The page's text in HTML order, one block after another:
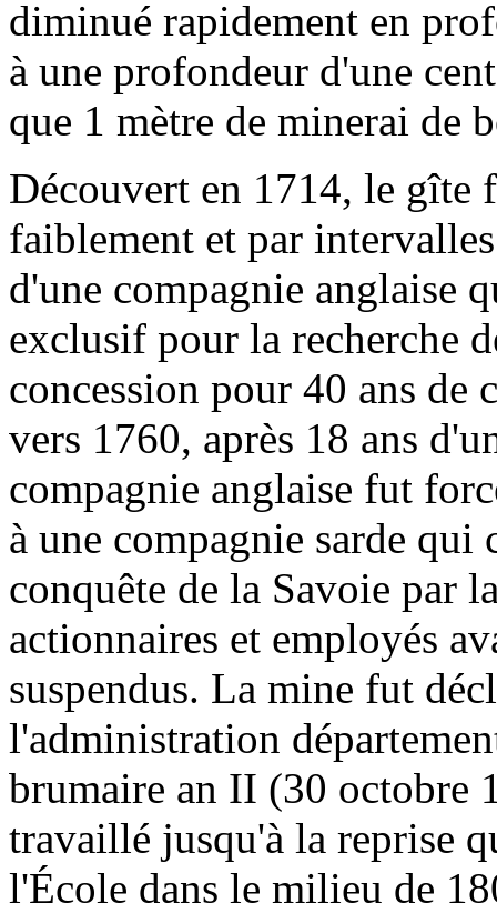
diminué rapidement en
à une profondeur d'une
que 1 mètre de minerai de
Découvert en 1714, le gîte
faiblement et par
d'une compagnie anglaise
exclusif pour la recherche
concession pour 40 ans
vers 1760, après 18 ans
compagnie anglaise fut
à une compagnie sarde
conquête de la Savoie par
actionnaires et employés
suspendus. La mine fut
l'administration
brumaire an II (30 octobre
travaillé jusqu'à la reprise
l'École dans le milieu de